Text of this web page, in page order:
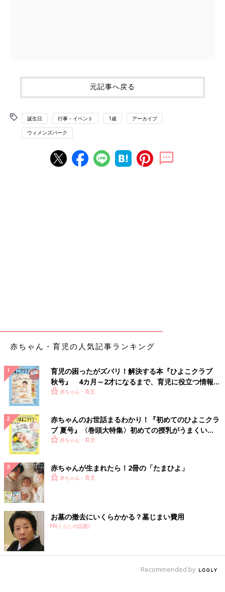
元記事へ戻る
誕生日 行事・イベント 1歳 アーカイブ
ウィメンズパーク
赤ちゃん・育児の人気記事ランキング
育児の困ったがズバリ！解決する本『ひよこクラブ
秋号』 4カ月～2才になるまで、育児に役立つ情報が
いっぱい！
赤ちゃん・育児
赤ちゃんのお世話まるわかり！『初めてのひよこクラ
ブ 夏号』〈巻頭大特集〉初めての授乳がうまくい
く！ おっぱい・ミルクの基本と夏のトラブル 解決テ
赤ちゃん・育児
赤ちゃんが生まれたら！2冊の「たまひよ」
赤ちゃん・育児
お墓の撤去にいくらかかる？墓じまい費用
PR(くらしの話題)
Recommended by